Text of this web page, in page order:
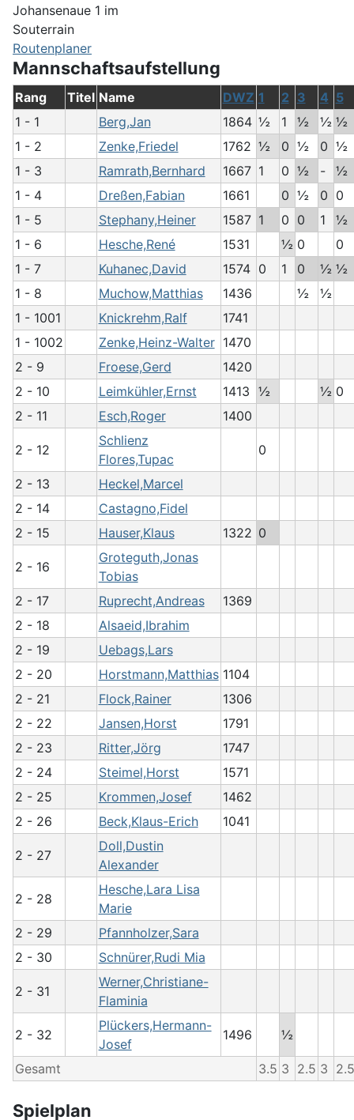
Johansenaue 1 im
Souterrain
Routenplaner
Mannschaftsaufstellung
Rang Titel Name DWZ 1 2 3 4 5
1 - 1
Berg,Jan 1864 ½ 1 ½ ½ ½
1 - 2
Zenke,Friedel 1762 ½ 0 ½ 0 ½
1 - 3
Ramrath,Bernhard 1667 1 0 ½ -
½
1 - 4
Dreßen,Fabian 1661 0 ½ 0 0
1 - 5
Stephany,Heiner 1587 1 0 0 1
½
1 - 6
Hesche,René 1531 ½ 0
0
1 - 7
Kuhanec,David 1574 0 1 0 ½ ½
1 - 8
Muchow,Matthias 1436 ½
½
1 - 1001
Knickrehm,Ralf
1741
1 - 1002
Zenke,Heinz-Walter 1470
2 - 9
Froese,Gerd
1420
2 - 10
Leimkühler,Ernst 1413 ½ ½ 0
2 - 11
Esch,Roger 1400
2 - 12
Schlienz
Flores,Tupac
0
2 - 13
Heckel,Marcel
2 - 14
Castagno,Fidel
2 - 15
Hauser,Klaus 1322 0
2 - 16
Groteguth,Jonas
Tobias
2 - 17
Ruprecht,Andreas
1369
2 - 18
Alsaeid,Ibrahim
2 - 19
Uebags,Lars
2 - 20
Horstmann,Matthias 1104
2 - 21
Flock,Rainer
1306
2 - 22
Jansen,Horst
1791
2 - 23
Ritter,Jörg
1747
2 - 24
Steimel,Horst
1571
2 - 25
Krommen,Josef
1462
2 - 26
Beck,Klaus-Erich 1041
2 - 27
Doll,Dustin
Alexander
2 - 28
Hesche,Lara Lisa
Marie
2 - 29
Pfannholzer,Sara
2 - 30
Schnürer,Rudi Mia
2 - 31
Werner,Christiane-
Flaminia
2 - 32
Plückers,Hermann-
Josef
1496 ½
Gesamt 3.5 3 2.5 3 2.5
Spielplan